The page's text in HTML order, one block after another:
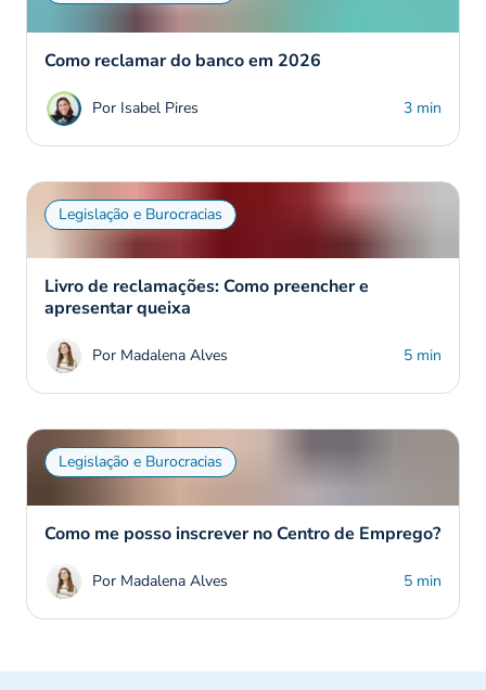
Como reclamar do banco em 2026
Por Isabel Pires 3 min
Legislação e Burocracias
Livro de reclamações: Como preencher e
apresentar queixa
Por Madalena Alves 5 min
Legislação e Burocracias
Como me posso inscrever no Centro de Emprego?
Por Madalena Alves 5 min